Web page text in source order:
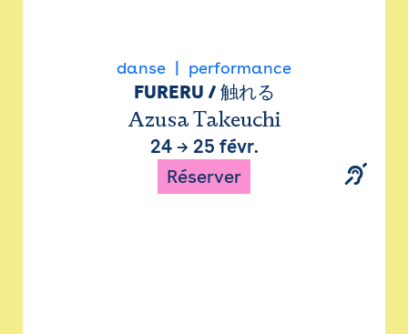
danse performance
FURERU / 触れる
Azusa Takeuchi
24→ 25 févr.
Réserver